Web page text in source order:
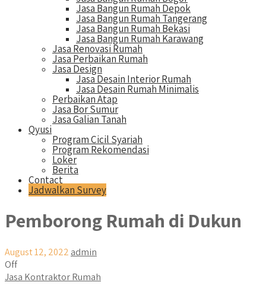
Jasa Bangun Rumah Depok
Jasa Bangun Rumah Tangerang
Jasa Bangun Rumah Bekasi
Jasa Bangun Rumah Karawang
Jasa Renovasi Rumah
Jasa Perbaikan Rumah
Jasa Design
Jasa Desain Interior Rumah
Jasa Desain Rumah Minimalis
Perbaikan Atap
Jasa Bor Sumur
Jasa Galian Tanah
Qyusi
Program Cicil Syariah
Program Rekomendasi
Loker
Berita
Contact
Jadwalkan Survey
Pemborong Rumah di Dukun
August 12, 2022 admin
Off
Jasa Kontraktor Rumah